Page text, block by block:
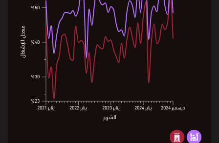
%50
%40
%30
%23
معدل الإشغال
يناير 2021 يناير 2022 يناير2023 يناير 2024 ديسمبر2024
الشهر
%50
%40
%30
%23
معدل الإشغال